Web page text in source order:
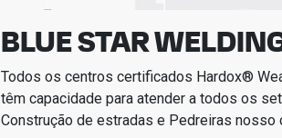
BLUE STAR
Todos os centros certificados Hardox®
têm capacidade para atender a todos os
Construção de estradas e Pedreiras nosso